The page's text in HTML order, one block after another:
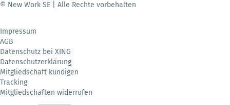
© New Work SE | Alle Rechte vorbehalten
Impressum
AGB
Datenschutz bei XING
Datenschutzerklärung
Mitgliedschaft kündigen
Tracking
Mitgliedschaften widerrufen